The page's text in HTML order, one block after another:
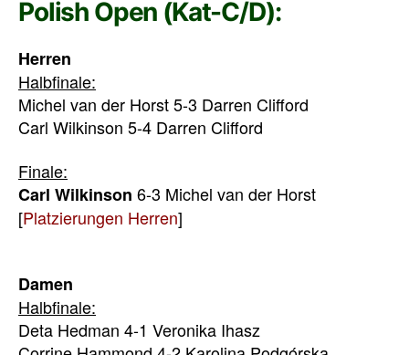
Polish Open (Kat-C/D):
Herren
Halbfinale:
Michel van der Horst 5-3 Darren Clifford
Carl Wilkinson 5-4 Darren Clifford
Finale:
Carl Wilkinson 6-3 Michel van der Horst
[Platzierungen Herren]
Damen
Halbfinale:
Deta Hedman 4-1 Veronika Ihasz